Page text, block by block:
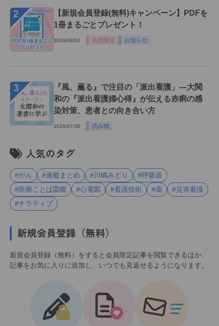
２
【新規会員登録(無料)キャンペーン】PDFを
1冊まるごとプレゼント！
2026/08/03 会員限定 お知らせ
３
『風、薫る』で注目の「派出看護」―大関
和の『派出看護婦心得』が伝える赤痢の感
染対策、患者との向き合い方
2026/07/30 読み物
人気のタグ
#がん #連載まとめ #川嶋みどり
#呼吸器
#医療ことば図鑑
#心電図 #看護技術 #薬
#災害看護
#ナラティブ
新規会員登録（無料）
新規会員登録（無料）をすると会員限定記事を閲覧できるほか、
記事をお気に入りに追加し、いつでも見返せるようになります。